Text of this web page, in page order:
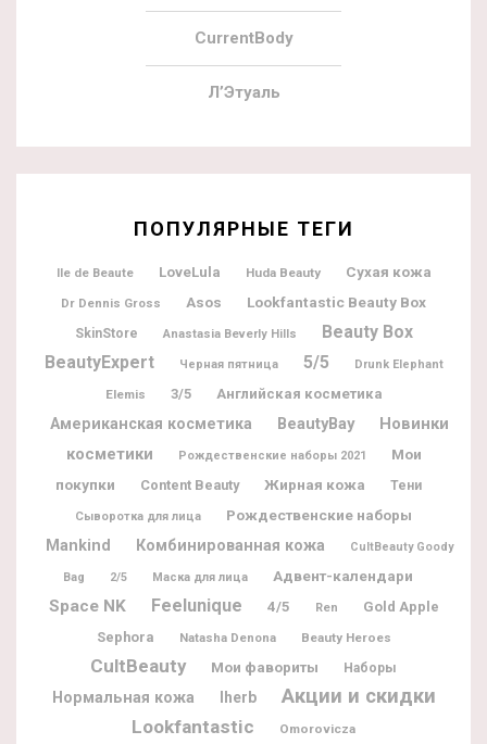
CurrentBody
Л’Этуаль
ПОПУЛЯРНЫЕ ТЕГИ
Ile de Beaute LoveLula Huda Beauty Сухая кожа
Dr Dennis Gross Asos Lookfantastic Beauty Box
SkinStore Anastasia Beverly Hills
Beauty Box
BeautyExpert
Черная пятница 5/5 Drunk Elephant
Elemis 3/5 Английская косметика
Американская косметика BeautyBay
Новинки
косметики
Рождественские наборы 2021
Мои
покупки
Content Beauty Жирная кожа Тени
Сыворотка для лица Рождественские наборы
Mankind Комбинированная кожа CultBeauty Goody
Bag 2/5 Маска для лица Адвент-календари
Space NK Feelunique 4/5 Ren
Gold Apple
Sephora
Natasha Denona Beauty Heroes
CultBeauty Мои фавориты Наборы
Нормальная кожа Iherb Акции и скидки
Lookfantastic Omorovicza